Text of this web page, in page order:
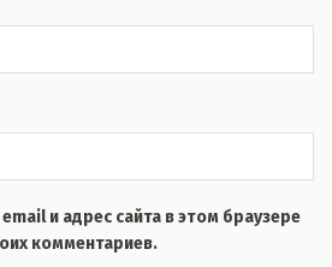
и адрес сайта в этом браузере
комментариев.